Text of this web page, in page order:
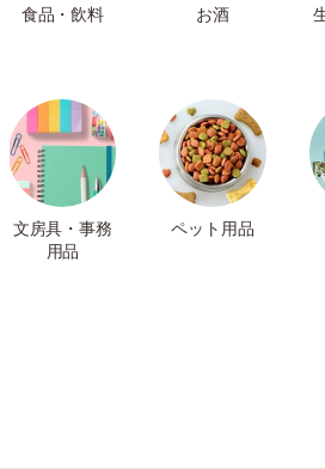
食品・飲料 お酒
文房具・事務
用品
ペット用品